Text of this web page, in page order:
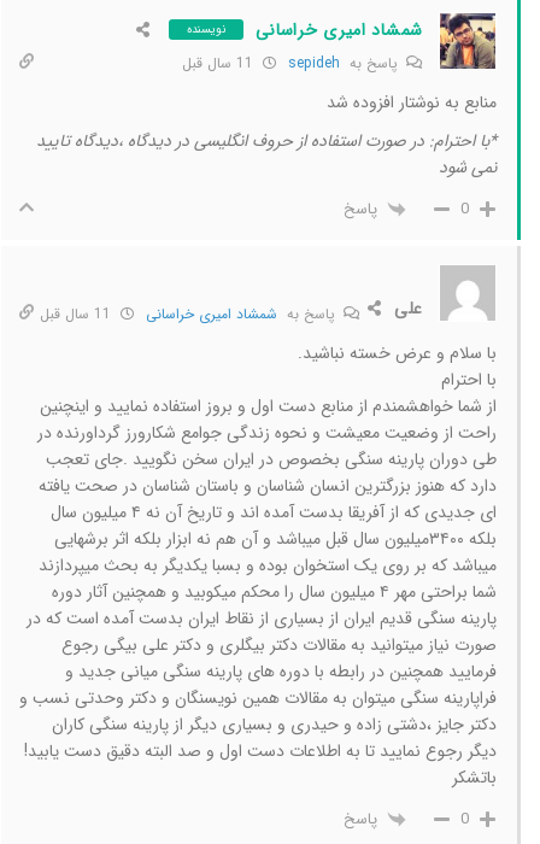
شمشاد امیری خراسانی نویسنده
پاسخ به sepideh
منابع به نوشتار افزوده شد
*با احترام: در صورت استفاده از حروف انگلیسی در دیدگاه ،دیدگاه تایید
نمی شود
0 پاسخ
علی پاسخ به شمشاد امیری خراسانی
با سلام و عرض خسته نباشید.
با احترام
از شما خواهشمندم از منابع دست اول و بروز استفاده نمایید و اینچنین
راحت از وضعیت معیشت و نحوه زندگی جوامع شکارورز گرداورنده در
طی دوران پارینه سنگی بخصوص در ایران سخن نگویید .جای تعجب
دارد که هنوز بزرگترین انسان شناسان و باستان شناسان در صحت یافته
ای جدیدی که از آفریقا بدست آمده اند و تاریخ آن نه ۴ میلیون سال
بلکه ۳۴۰۰میلیون سال قبل میباشد و آن هم نه ابزار بلکه اثر برشهایی
میباشد که بر روی یک استخوان بوده و بسبا یکدیگر به بحث میپردازند
شما براحتی مهر ۴ میلیون سال را محکم میکوبید و همچنین آثار دوره
پارینه سنگی قدیم ایران از بسیاری از نقاط ایران بدست آمده است که در
صورت نیاز میتوانید به مقالات دکتر بیگلری و دکتر علی بیگی رجوع
فرمایید همچنین در رابطه با دوره های پارینه سنگی میانی جدید و
فراپارینه سنگی میتوان به مقالات همین نویسنگان و دکتر وحدتی نسب و
دکتر جایز ،دشتی زاده و حیدری و بسیاری دیگر از پارینه سنگی کاران
دیگر رجوع نمایید تا به اطلاعات دست اول و صد البته دقیق دست یابید!
باتشکر
0 پاسخ